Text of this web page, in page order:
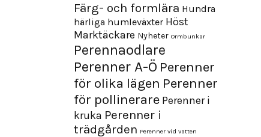
Färg- och formlära Hundra
härliga humleväxter Höst
Marktäckare Nyheter Ormbunkar
Perennaodlare
Perenner A-Ö Perenner
för olika lägen Perenner
för pollinerare Perenner i
kruka Perenner i
trädgården Perenner vid vatten